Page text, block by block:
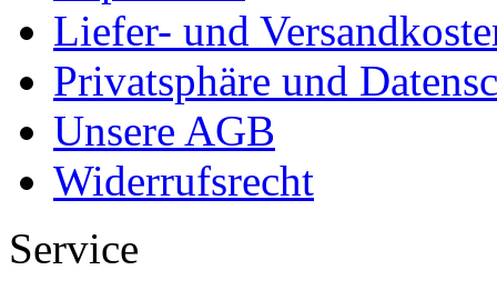
Liefer- und
Privatsphäre und
Unsere AGB
Widerrufsrecht
Service